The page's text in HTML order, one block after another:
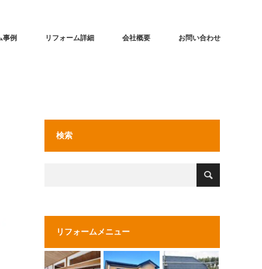
事例 リフォーム詳細 会社概要 お問い合わせ
検索
リフォームメニュー